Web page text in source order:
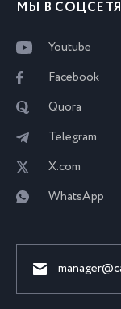
МЫ В
Youtube
Facebook
Quora
Telegram
X.com
WhatsApp